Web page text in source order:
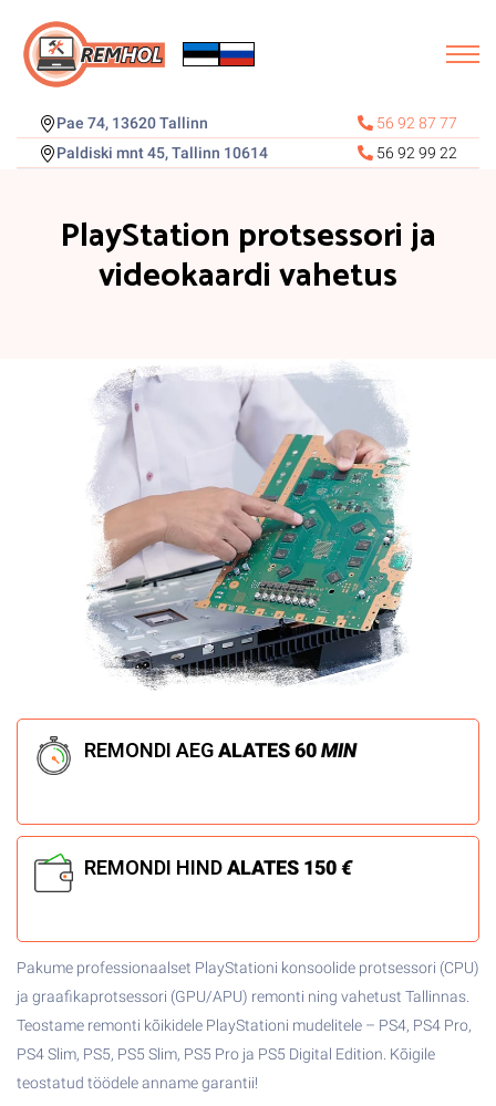
Pae 74, 13620 Tallinn
56 92 87 77
Paldiski mnt 45, Tallinn 10614
56 92 99 22
PlayStation protsessori ja
videokaardi vahetus
REMONDI AEGALATES60MIN
REMONDI HINDALATES 150€
Pakume professionaalset PlayStationi konsoolide protsessori (CPU)
ja graafikaprotsessori (GPU/APU) remonti ning vahetust Tallinnas.
Teostame remonti kõikidele PlayStationi mudelitele – PS4, PS4 Pro,
PS4 Slim, PS5, PS5 Slim, PS5 Pro ja PS5 Digital Edition. Kõigile
teostatud töödele anname garantii!